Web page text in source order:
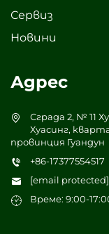
Сервиз
Новини
Адрес
Сграда 2, № 11
Хуасинг,
провинция Гуандун
+86-17377554517
[email protected]
Време: 9:00-